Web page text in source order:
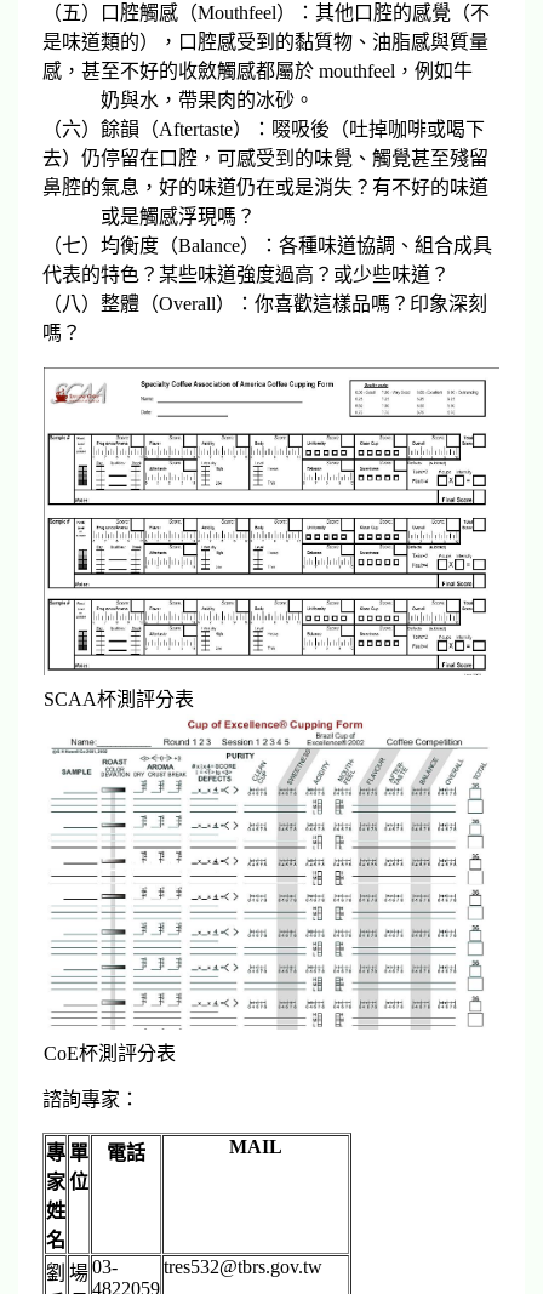
（五）口腔觸感（Mouthfeel）：其他口腔的感覺（不
是味道類的），口腔感受到的黏質物、油脂感與質量
感，甚至不好的收斂觸感都屬於 mouthfeel，例如牛
奶與水，帶果肉的冰砂。
（六）餘韻（Aftertaste）：啜吸後（吐掉咖啡或喝下
去）仍停留在口腔，可感受到的味覺、觸覺甚至殘留
鼻腔的氣息，好的味道仍在或是消失？有不好的味道
或是觸感浮現嗎？
（七）均衡度（Balance）：各種味道協調、組合成具
代表的特色？某些味道強度過高？或少些味道？
（八）整體（Overall）：你喜歡這樣品嗎？印象深刻
嗎？
SCAA杯測評分表
CoE杯測評分表
諮詢專家：
專
家
姓
名
單
位
電話 MAIL
劉 場03-
4822059
tres532@tbrs.gov.tw